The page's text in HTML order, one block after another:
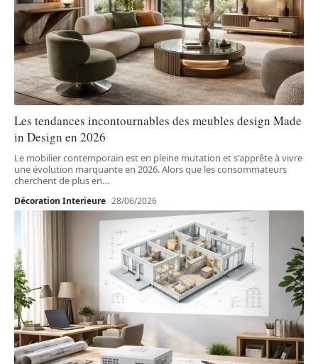
Les tendances incontournables des meubles design Made
in Design en 2026
Le mobilier contemporain est en pleine mutation et s'apprête à vivre
une évolution marquante en 2026. Alors que les consommateurs
cherchent de plus en…
Décoration Interieure 28/06/2026